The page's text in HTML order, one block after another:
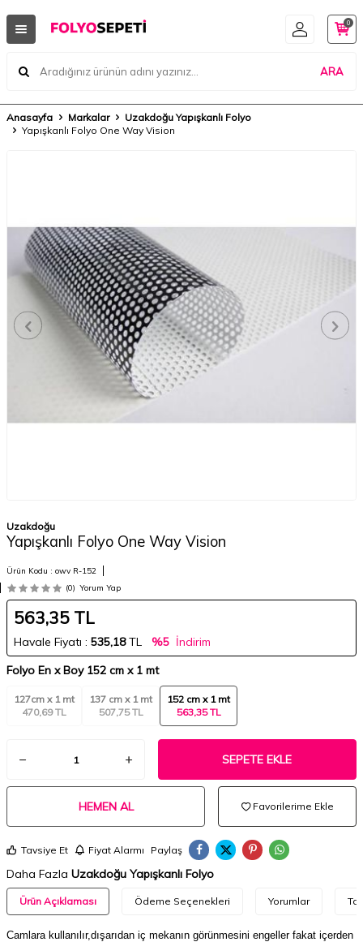
ARA
0
Anasayfa Markalar
Uzakdoğu Yapışkanlı Folyo
Yapışkanlı Folyo One Way Vision
Uzakdoğu
Yapışkanlı Folyo One Way Vision
Ürün Kodu : owv R-152
(0) Yorum Yap
563,35 TL
Havale Fiyatı : 535,18TL %5 İndirim
Folyo En x Boy 152 cm x 1 mt
127cm x 1 mt
470,69 TL
137 cm x 1 mt
507,75 TL
152 cm x 1 mt
563,35 TL
SEPETE EKLE
HEMEN AL Favorilerime Ekle
Tavsiye Et Fiyat Alarmı Paylaş
Daha Fazla Uzakdoğu Yapışkanlı Folyo
Ürün Açıklaması Ödeme Seçenekleri Yorumlar
Camlara kullanılır,dışarıdan iç mekanın görünmesini engeller fakat içerden